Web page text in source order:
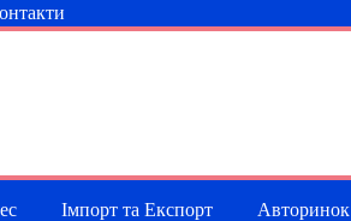
Імпорт та Експорт Авторинок